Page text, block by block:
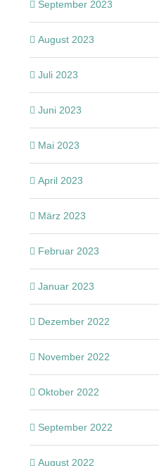
September 2023
August 2023
Juli 2023
Juni 2023
Mai 2023
April 2023
März 2023
Februar 2023
Januar 2023
Dezember 2022
November 2022
Oktober 2022
September 2022
August 2022